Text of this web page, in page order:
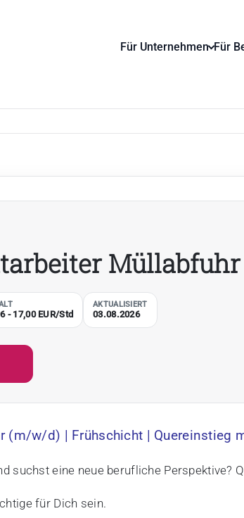
Für Unternehmen Für
- 17,00 EUR/Std
AKTUALISIERT
03.08.2026
(m/w/d) | Frühschicht | Quereinstieg
suchst eine neue berufliche Perspektive?
für Dich sein.